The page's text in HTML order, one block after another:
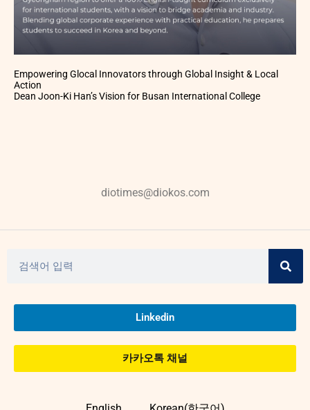
Empowering Glocal Innovators through Global Insight & Local
Action
Dean Joon-Ki Han’s Vision for Busan International College
diotimes@diokos.com
Linkedin
카카오톡 채널